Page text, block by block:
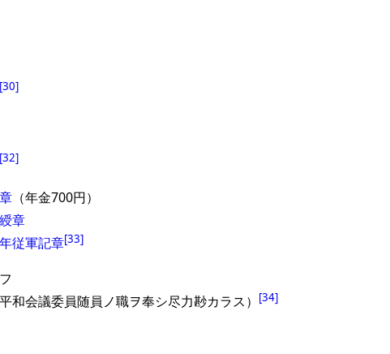
[30]
[32]
（年金700円）
章
従軍記章[33]
和会議委員随員ノ職ヲ奉シ尽力尠カラス）
[34]